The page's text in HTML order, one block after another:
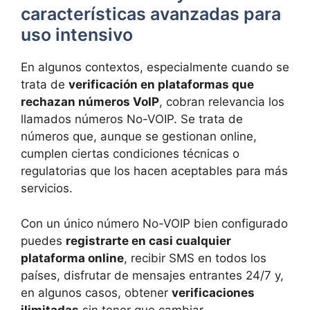
características avanzadas para
uso intensivo
En algunos contextos, especialmente cuando se
trata de verificación en plataformas que
rechazan números VoIP, cobran relevancia los
llamados números No-VOIP. Se trata de
números que, aunque se gestionan online,
cumplen ciertas condiciones técnicas o
regulatorias que los hacen aceptables para más
servicios.
Con un único número No-VOIP bien configurado
puedes registrarte en casi cualquier
plataforma online, recibir SMS en todos los
países, disfrutar de mensajes entrantes 24/7 y,
en algunos casos, obtener verificaciones